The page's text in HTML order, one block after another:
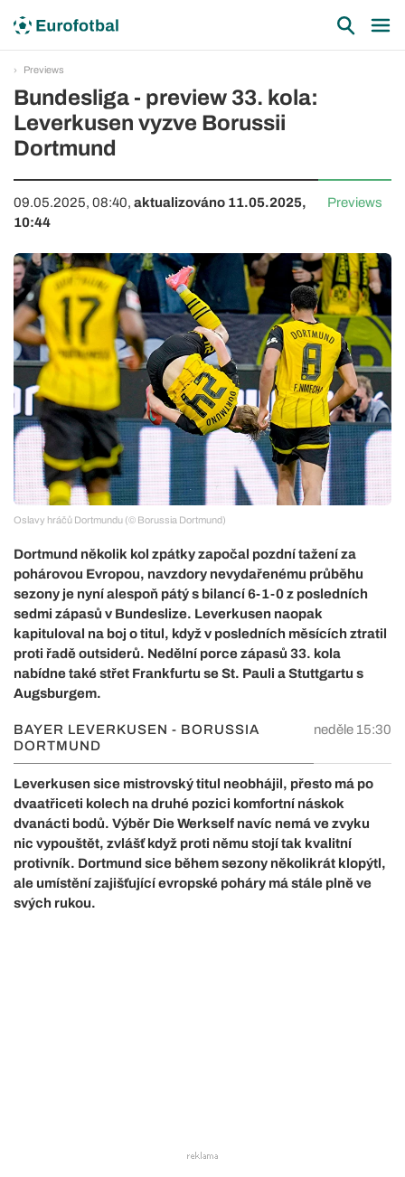
Previews
Bundesliga - preview 33. kola:
Leverkusen vyzve Borussii
Dortmund
09.05.2025, 08:40, aktualizováno 11.05.2025,
10:44
Previews
Oslavy hráčů Dortmundu (© Borussia Dortmund)
Dortmund několik kol zpátky započal pozdní tažení za
pohárovou Evropou, navzdory nevydařenému průběhu
sezony je nyní alespoň pátý s bilancí 6-1-0 z posledních
sedmi zápasů v Bundeslize. Leverkusen naopak
kapituloval na boj o titul, když v posledních měsících ztratil
proti řadě outsiderů. Nedělní porce zápasů 33. kola
nabídne také střet Frankfurtu se St. Pauli a Stuttgartu s
Augsburgem.
BAYER LEVERKUSEN - BORUSSIA
DORTMUND
neděle 15:30
Leverkusen sice mistrovský titul neobhájil, přesto má po
dvaatřiceti kolech na druhé pozici komfortní náskok
dvanácti bodů. Výběr Die Werkself navíc nemá ve zvyku
nic vypouštět, zvlášť když proti němu stojí tak kvalitní
protivník. Dortmund sice během sezony několikrát klopýtl,
ale umístění zajišťující evropské poháry má stále plně ve
svých rukou.